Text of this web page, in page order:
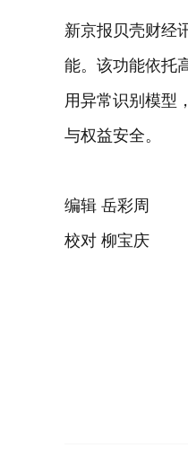
新京报贝壳财经
能。该功能依托
用异常识别模型
与权益安全。
编辑 岳彩周
校对 柳宝庆